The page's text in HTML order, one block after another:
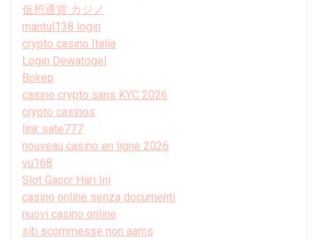
仮想通貨 カジノ
mantul138 login
crypto casino Italia
Login Dewatogel
Bokep
casino crypto sans KYC 2026
crypto casinos
link sate777
nouveau casino en ligne 2026
vu168
Slot Gacor Hari Ini
casino online senza documenti
nuovi casino online
siti scommesse non aams